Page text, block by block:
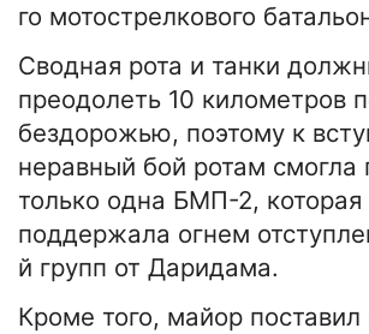
го мотострелкового
Сводная рота и танки
преодолеть 10 километров
бездорожью, поэтому к
неравный бой ротам смогла
только одна БМП-2, которая
поддержала огнем
й групп от Даридама.
Кроме того, майор поставил